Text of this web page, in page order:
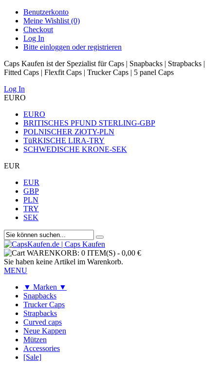
Benutzerkonto
Meine Wishlist (0)
Checkout
Log In
Bitte einloggen oder registrieren
Caps Kaufen ist der Spezialist für Caps | Snapbacks | Strapbacks |
Fitted Caps | Flexfit Caps | Trucker Caps | 5 panel Caps
Log In
EURO
EURO
BRITISCHES PFUND STERLING-GBP
POLNISCHER ZłOTY-PLN
TüRKISCHE LIRA-TRY
SCHWEDISCHE KRONE-SEK
EUR
EUR
GBP
PLN
TRY
SEK
WARENKORB: 0 ITEM(S) - 0,00 €
Sie haben keine Artikel im Warenkorb.
MENU
▼ Marken ▼
Snapbacks
Trucker Caps
Strapbacks
Curved caps
Neue Kappen
Mützen
Accessories
[Sale]